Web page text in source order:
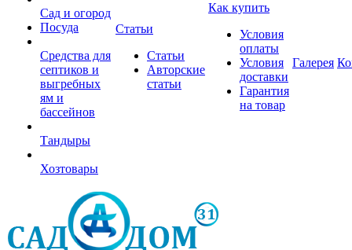
Сад и огород
Посуда
Средства для
септиков и
выгребных
ям и
бассейнов
Тандыры
Хозтовары
Статьи
Статьи
Авторские
статьи
Как купить
Условия
оплаты
Условия
доставки
Гарантия
на товар
Галерея